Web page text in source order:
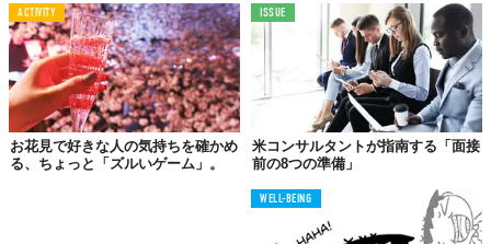
ACTIVITY
お花見で好きな人の気持ちを確かめ
る、ちょっと「ズルいゲーム」。
ISSUE
米コンサルタントが指南する「面接
前の8つの準備」
WELL-BEING